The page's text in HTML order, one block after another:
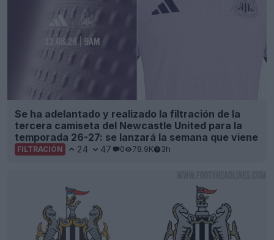
Se ha adelantado y realizado la filtración de la
tercera camiseta del Newcastle United para la
temporada 26-27: se lanzará la semana que viene
FILTRACIÓN 24 47 0 78.9K 3h